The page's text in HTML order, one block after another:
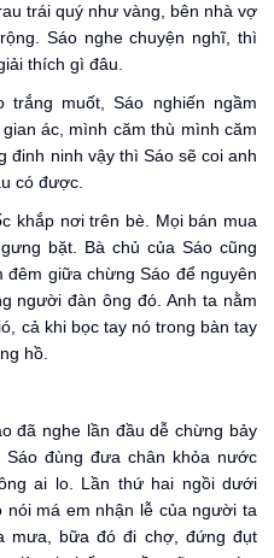
trái quý như vàng, bên nhà vợ
Sáo nghe chuyện nghĩ, thì
thích gì đâu.
muốt, Sáo nghiến ngầm
ác, mình căm thù mình căm
đinh ninh vậy thì Sáo sẽ coi anh
có được.
khắp nơi trên bè. Mọi bán mua
bặt. Bà chủ của Sáo cũng
giữa chừng Sáo để nguyên
người đàn ông đó. Anh ta nằm
cả khi bọc tay nó trong bàn tay
hồ.
đã nghe lần đầu dễ chừng bảy
đùng đưa chân khỏa nước
ai lo. Lần thứ hai ngồi dưới
má em nhận lễ của người ta
mưa, bữa đó đi chợ, đứng đụt